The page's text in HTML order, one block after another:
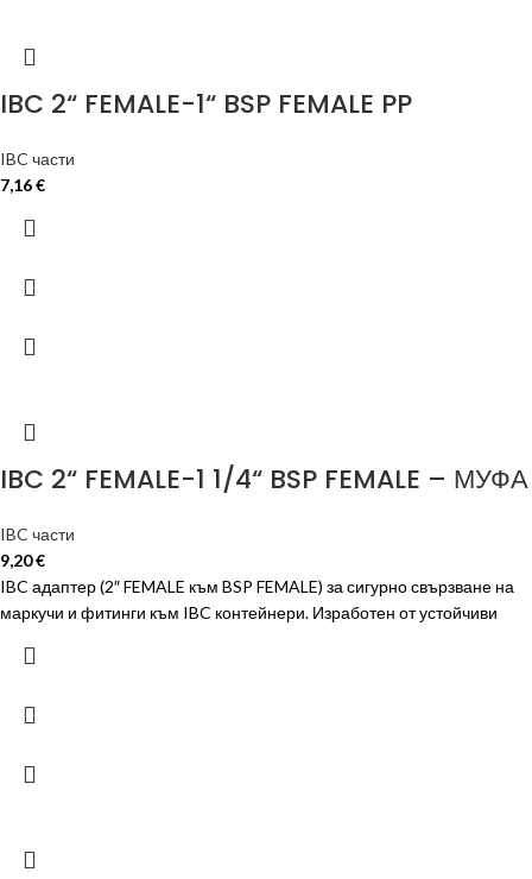
IBC 2“ FEMALE-1“ BSP FEMALE PP
IBC части
7,16€
IBC 2“ FEMALE-1 1/4“ BSP FEMALE – МУФА
IBC части
9,20€
IBC адаптер (2″ FEMALE към BSP FEMALE) за сигурно свързване на
маркучи и фитинги към IBC контейнери. Изработен от устойчиви